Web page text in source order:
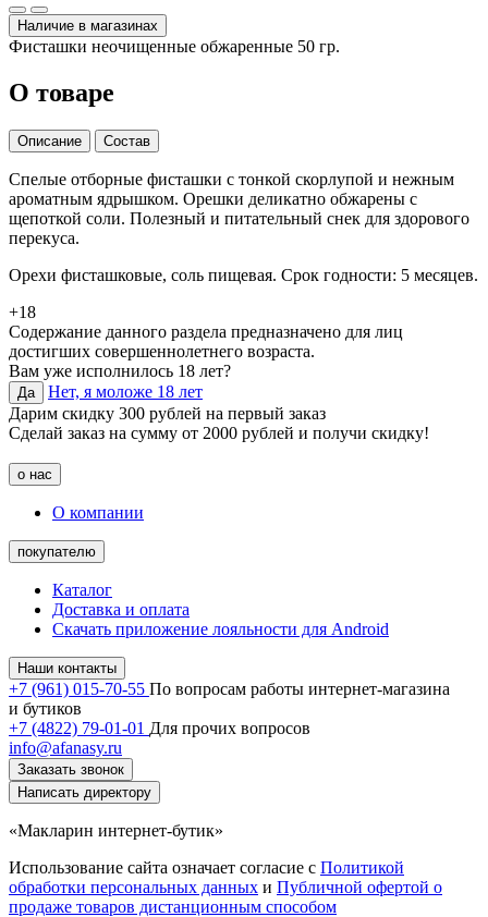
Наличие в магазинах
Фисташки неочищенные обжаренные 50 гр.
О товаре
Описание Состав
Спелые отборные фисташки с тонкой скорлупой и нежным
ароматным ядрышком. Орешки деликатно обжарены с
щепоткой соли. Полезный и питательный снек для здорового
перекуса.
Орехи фисташковые, соль пищевая. Срок годности: 5 месяцев.
+18
Содержание данного раздела предназначено для лиц
достигших совершеннолетнего возраста.
Вам уже исполнилось 18 лет?
Да
Нет, я моложе 18 лет
Дарим скидку 300 рублей на первый заказ
Сделай заказ на сумму от 2000 рублей и получи скидку!
о нас
О компании
покупателю
Каталог
Доставка и оплата
Скачать приложение лояльности для Android
Наши контакты
+7 (961) 015-70-55 По вопросам работы интернет-магазина
и бутиков
+7 (4822) 79-01-01 Для прочих вопросов
info@afanasy.ru
Заказать звонок
Написать директору
«Макларин интернет-бутик»
Использование сайта означает согласие с Политикой
обработки персональных данных и Публичной офертой о
продаже товаров дистанционным способом